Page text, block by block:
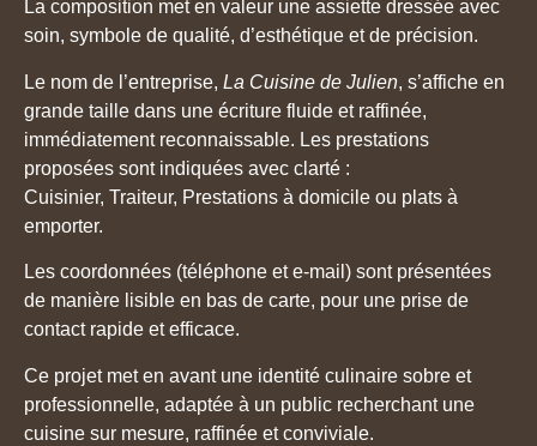
La composition met en valeur une assiette dressée avec
soin, symbole de qualité, d’esthétique et de précision.
Le nom de l’entreprise, La Cuisine de Julien, s’affiche en
grande taille dans une écriture fluide et raffinée,
immédiatement reconnaissable. Les prestations
proposées sont indiquées avec clarté :
Cuisinier, Traiteur, Prestations à domicile ou plats à
emporter.
Les coordonnées (téléphone et e-mail) sont présentées
de manière lisible en bas de carte, pour une prise de
contact rapide et efficace.
Ce projet met en avant une identité culinaire sobre et
professionnelle, adaptée à un public recherchant une
cuisine sur mesure, raffinée et conviviale.